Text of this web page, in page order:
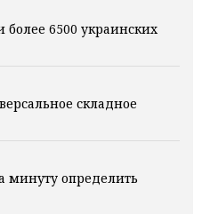
6500 украинских
складное
минуту определить